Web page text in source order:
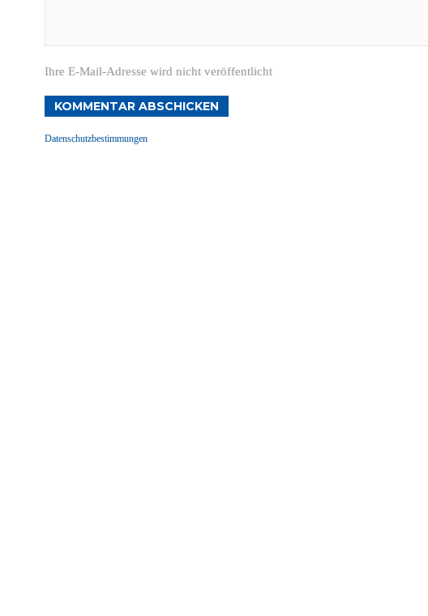
Ihre E-Mail-Adresse wird nicht veröffentlicht
KOMMENTAR ABSCHICKEN
Datenschutzbestimmungen